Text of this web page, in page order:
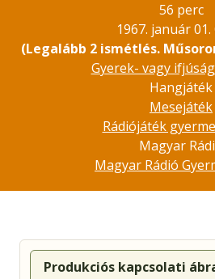
56 perc
1967. január 01.
(Legalább 2 ismétlés.
Gyerek- vagy
Hangjáték
Mesejáték
Rádiójáték
Magyar
Magyar Rádió
Produkciós kapcsolati